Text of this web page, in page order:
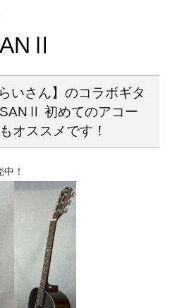
いさん】のコラボギタ
初めてのアコー
オススメです！
！